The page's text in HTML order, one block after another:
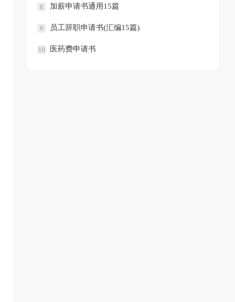
8 加薪申请书通用15篇
9 员工辞职申请书(汇编15篇)
10 医药费申请书